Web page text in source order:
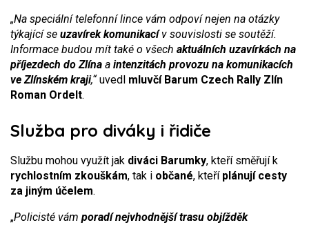
„Na speciální telefonní lince vám odpoví nejen na otázky
týkající se uzavírek komunikacív souvislosti se soutěží.
Informace budou mít také o všech aktuálních uzavírkách na
příjezdech do Zlína a intenzitách provozu na komunikacích
ve Zlínském kraji,“uvedl mluvčí Barum Czech Rally Zlín
Roman Ordelt.
Služba pro diváky i řidiče
Službu mohou využít jak diváci Barumky, kteří směřují k
rychlostním zkouškám, tak i občané, kteří plánují cesty
za jiným účelem.
„Policisté vám poradí nejvhodnější trasu objížděk